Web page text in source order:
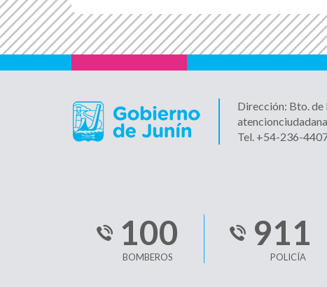
Dirección: Bto. de
Tel. +54-236-
100
BOMBEROS
911
POLICÍA